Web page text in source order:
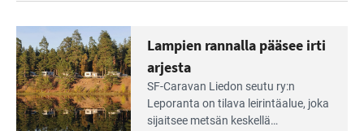
Lue
Leirintäoppaan
artikkeli:
Lampien rannalla pääsee irti
arjesta
SF-Caravan Liedon seutu ry:n
Leporanta on tilava leirintäalue, joka
sijaitsee metsän kes­kellä